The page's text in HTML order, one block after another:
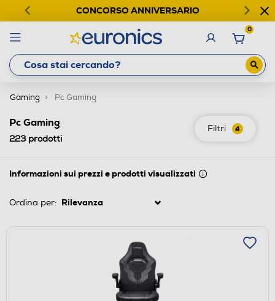
CONCORSO ANNIVERSARIO
0
Gaming Pc Gaming
Filtri 4
Pc Gaming
223prodotti
Informazioni sui prezzi e prodotti visualizzati
Ordina per: